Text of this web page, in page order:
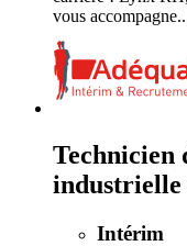
vous
Technicien
Intérim